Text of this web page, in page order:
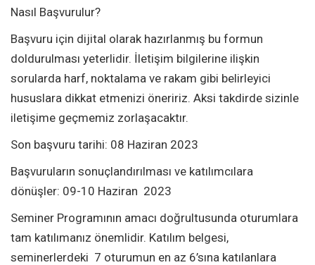
Nasıl Başvurulur?
Başvuru için dijital olarak hazırlanmış bu formun
doldurulması yeterlidir. İletişim bilgilerine ilişkin
sorularda harf, noktalama ve rakam gibi belirleyici
hususlara dikkat etmenizi öneririz. Aksi takdirde sizinle
iletişime geçmemiz zorlaşacaktır.
Son başvuru tarihi: 08 Haziran 2023
Başvuruların sonuçlandırılması ve katılımcılara
dönüşler: 09-10 Haziran 2023
Seminer Programının amacı doğrultusunda oturumlara
tam katılımanız önemlidir. Katılım belgesi,
seminerlerdeki 7 oturumun en az 6’sına katılanlara